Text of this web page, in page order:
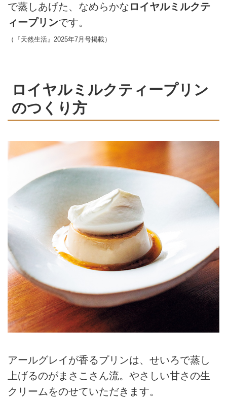
で蒸しあげた、なめらかなロイヤルミルクテ
ィープリンです。
（『天然生活』2025年7月号掲載）
ロイヤルミルクティープリン
のつくり方
アールグレイが香るプリンは、せいろで蒸し
上げるのがまさこさん流。やさしい甘さの生
クリームをのせていただきます。